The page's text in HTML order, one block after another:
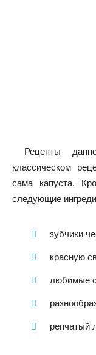
Рецепты
классическом
сама капуста.
следующие
зубчики
красную
любимые
репчатый